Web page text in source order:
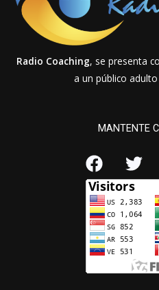
Radio Coaching, se presenta
a un público
MANTENTE